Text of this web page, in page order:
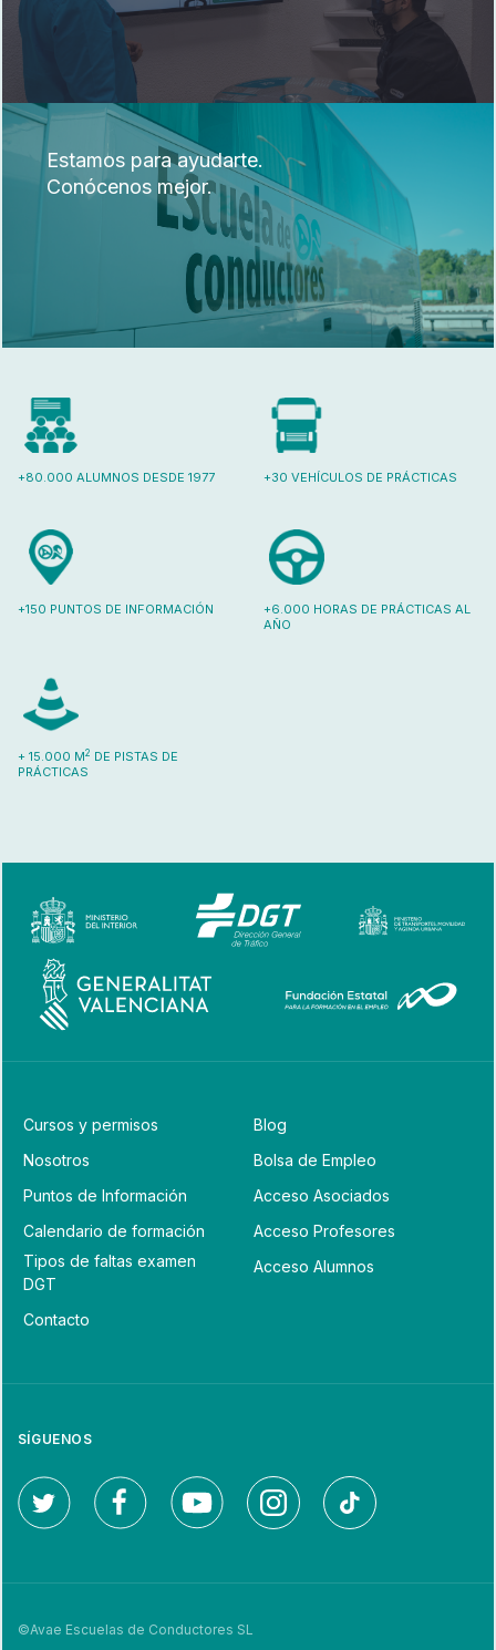
Estamos para ayudarte.
Conócenos mejor.
+80.000 ALUMNOS DESDE 1977 +30 VEHÍCULOS DE PRÁCTICAS
+150 PUNTOS DE INFORMACIÓN
+6.000 HORAS DE PRÁCTICAS AL
AÑO
+ 15.000 M2 DE PISTAS DE
PRÁCTICAS
Cursos y permisos
Nosotros
Puntos de Información
Calendario de formación
Tipos de faltas examen
DGT
Contacto
Blog
Bolsa de Empleo
Acceso Asociados
Acceso Profesores
Acceso Alumnos
SÍGUENOS
©Avae Escuelas de Conductores SL